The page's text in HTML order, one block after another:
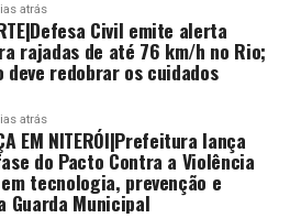
atrás
Civil emite alerta
rajadas de até 76 km/h no Rio;
deve redobrar os cuidados
atrás
EM NITERÓI|Prefeitura lança
do Pacto Contra a Violência
tecnologia, prevenção e
Guarda Municipal